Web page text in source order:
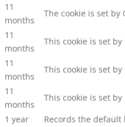
11
months
The cookie is set by
11
months
This cookie is set
11
months
This cookie is set
11
months
This cookie is set
1 year
Records the